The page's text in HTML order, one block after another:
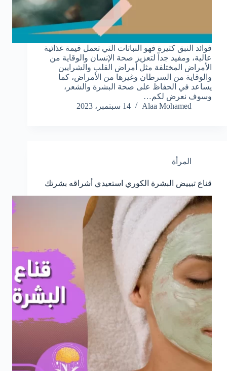
فوائد النبق كثيرة فهو النباتات التي تعمل قيمة غذائية
عالية، ومفيد جداً لتعزيز صحة الإنسان والوقاية من
الأمراض المختلفة مثل أمراض القلب والشرايين
والوقاية من السرطان وغيرها من الأمراض، كما
يساعد في الحفاظ على صحة البشرة والشعر،
وسوف نعرض لكم…
Alaa Mohamed
14 سبتمبر، 2023
المرأة
قناع تبييض البشرة الكوري استعيدي أشراقه بشرتك